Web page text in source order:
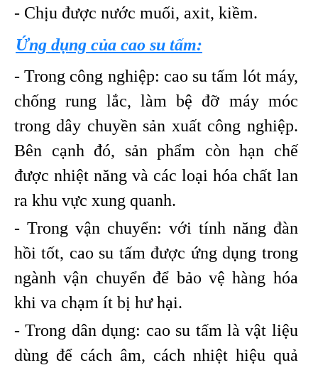
- Chịu được nước muối, axit, kiềm.
Ứng dụng của cao su tấm:
- Trong công nghiệp: cao su tấm lót máy,
chống rung lắc, làm bệ đỡ máy móc
trong dây chuyền sản xuất công nghiệp.
Bên cạnh đó, sản phẩm còn hạn chế
được nhiệt năng và các loại hóa chất lan
ra khu vực xung quanh.
- Trong vận chuyển: với tính năng đàn
hồi tốt, cao su tấm được ứng dụng trong
ngành vận chuyển để bảo vệ hàng hóa
khi va chạm ít bị hư hại.
- Trong dân dụng: cao su tấm là vật liệu
dùng để cách âm, cách nhiệt hiệu quả